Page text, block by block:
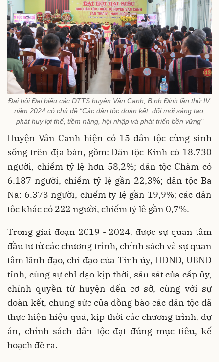
Đại hội Đại biểu các DTTS huyện Vân Canh, Bình Định lần thứ IV,
năm 2024 có chủ đề “Các dân tộc đoàn kết, đổi mới sáng tạo,
phát huy lợi thế, tiềm năng, hội nhập và phát triển bền vững"
Huyện Vân Canh hiện có 15 dân tộc cùng sinh
sống trên địa bàn, gồm: Dân tộc Kinh có 18.730
người, chiếm tỷ lệ hơn 58,2%; dân tộc Chăm có
6.187 người, chiếm tỷ lệ gần 22,3%; dân tộc Ba
Na: 6.373 người, chiếm tỷ lệ gần 19,9%; các dân
tộc khác có 222 người, chiếm tỷ lệ gần 0,7%.
Trong giai đoạn 2019 - 2024, được sự quan tâm
đầu tư từ các chương trình, chính sách và sự quan
tâm lãnh đạo, chỉ đạo của Tỉnh ủy, HĐND, UBND
tỉnh, cùng sự chỉ đạo kịp thời, sâu sát của cấp ủy,
chính quyền từ huyện đến cơ sở, cùng với sự
đoàn kết, chung sức của đồng bào các dân tộc đã
thực hiện hiệu quả, kịp thời các chương trình, dự
án, chính sách dân tộc đạt đúng mục tiêu, kế
hoạch đề ra.